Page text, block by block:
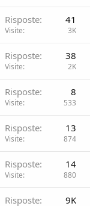
Risposte 41
Visite 3K
Risposte 38
Visite 2K
Risposte 8
Visite 533
Risposte 13
Visite 874
Risposte 14
Visite 880
Risposte 9K